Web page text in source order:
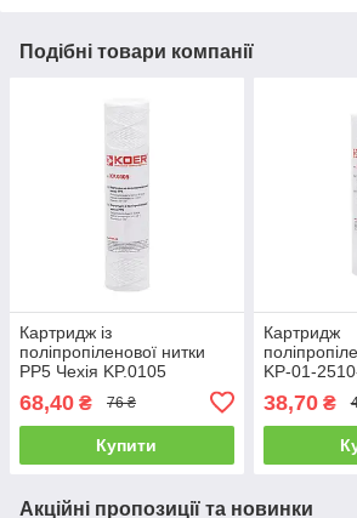
Подібні товари компанії
Картридж із
поліпропіленової нитки
PP5 Чехія KP.0105
68,40 ₴ 76 ₴
Купити
Картридж
KP-01-
38,70₴
Акційні пропозиції та новинки